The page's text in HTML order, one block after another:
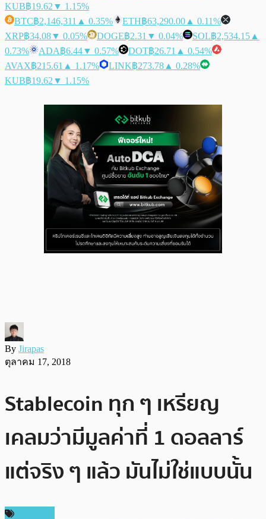
KUB฿19.62 ▼ 1.15%
BTC฿2,146,311 ▲ 0.35% ETH฿63,290.00 ▲ 0.11%
XRP฿34.08▼ 0.05% DOGE฿2.31 ▼ 0.04% SOL฿2,534.15 ▲
0.73%
ADA฿6.44▼ 0.57% DOT฿26.71 ▲ 0.54%
AVAX฿215.61 ▲ 1.17% LINK฿273.78 ▲ 0.28%
KUB฿19.62 ▼ 1.15%
By Jirapas
ตุลาคม 17, 2018
Stablecoin ทุก ๆ เหรียญ
เคลมว่ามีมูลค่าที่ 1 ดอลลาร์
แต่จริง ๆ แล้ว มันไม่ใช่แบบนั้น